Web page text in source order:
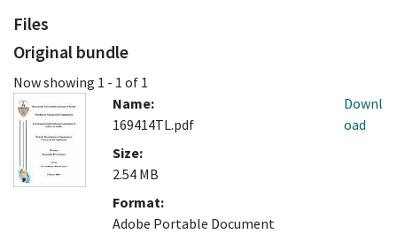
Files
Original bundle
Now showing 1 - 1 of 1
Name:
169414TL.pdf
Size:
2.54 MB
Format:
Adobe Portable Document
Downl
oad